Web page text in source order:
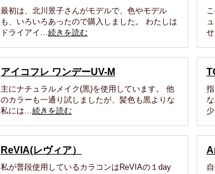
最初は、北川景子さんがモデルで、色やモデル
も、いろいろあったので購入しました。 わたしは
ドライアイ…続きを読む
アイコフレ ワンデーUV-M
主にナチュラルメイク(黒)を使用しています。 他
のカラーも一通り試しましたが、髪色も黒よりな
私には…続きを読む
ReVIA(レヴィア）
私が普段使用しているカラコンはReVIAの１day